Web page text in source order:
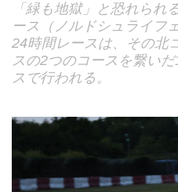
「緑も地獄」と恐れられ
ース（ノルドシュライフ
24時間レースは、その北
スの2つのコースを繋い
スで行われる。